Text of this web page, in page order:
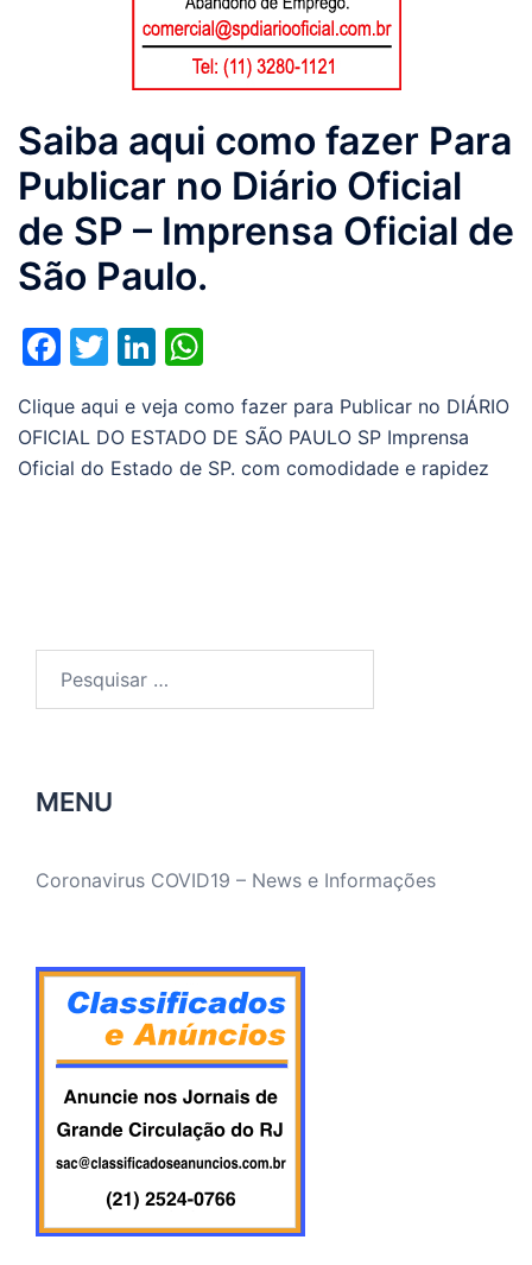
Saiba aqui como fazer Para
Publicar no Diário Oficial
de SP – Imprensa Oficial de
São Paulo.
Facebook
TwitterLinkedIn
Clique aqui e veja como fazer para Publicar no DIÁRIO
OFICIAL DO ESTADO DE SÃO PAULO SP Imprensa
Oficial do Estado de SP. com comodidade e rapidez
MENU
Coronavirus COVID19 – News e Informações